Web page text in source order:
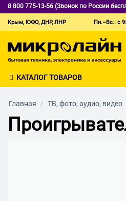
8 800 775-13-56 (Звонок по России
Крым, ЮФО, ДНР, ЛНР Пн.–Вс.: с
КАТАЛОГ ТОВАРОВ
Главная / ТВ, фото, аудио, видео